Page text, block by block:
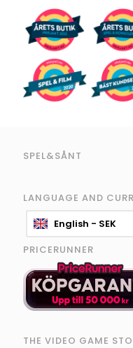
SPEL&SÅNT
LANGUAGE AND
English - SEK
PRICERUNNER
THE VIDEO GAME